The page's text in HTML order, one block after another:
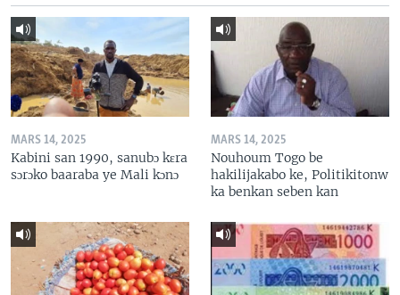
MARS 14, 2025
Kabini san 1990, sanubɔ kɛra
sɔrɔko baaraba ye Mali kɔnɔ
MARS 14, 2025
Nouhoum Togo be
hakilijakabo ke, Politikitonw
ka benkan seben kan